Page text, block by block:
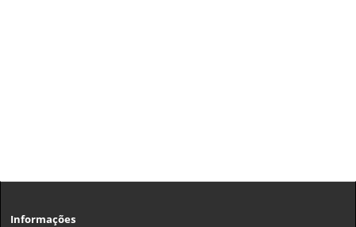
Informações